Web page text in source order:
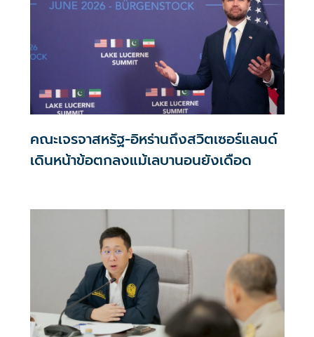
คณะเจรจาสหรัฐ-อิหร่านถึงสวิตเซอร์แลนด์
เดินหน้าข้อตกลงแม้เลบานอนยังเดือด